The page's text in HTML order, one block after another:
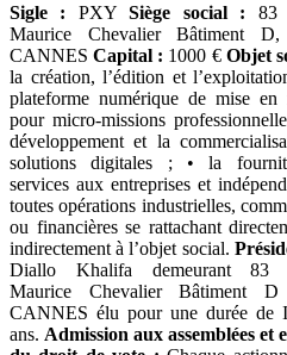
Sigle : PXYSiège social : 83
Maurice Chevalier Bâtiment D,
CANNESCapital : 1000 € Objet
la création, l’édition et
plateforme numérique de mise en
pour micro-missions
développement et la
solutions digitales ; • la
services aux entreprises et
toutes opérations industrielles,
ou financières se rattachant
indirectement à l’objet social.
Diallo Khalifa demeurant 83
Maurice Chevalier Bâtiment D
CANNES élu pour une durée de
ans. Admission aux assemblées et